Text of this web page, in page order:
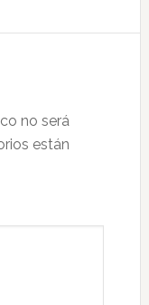
no será
están